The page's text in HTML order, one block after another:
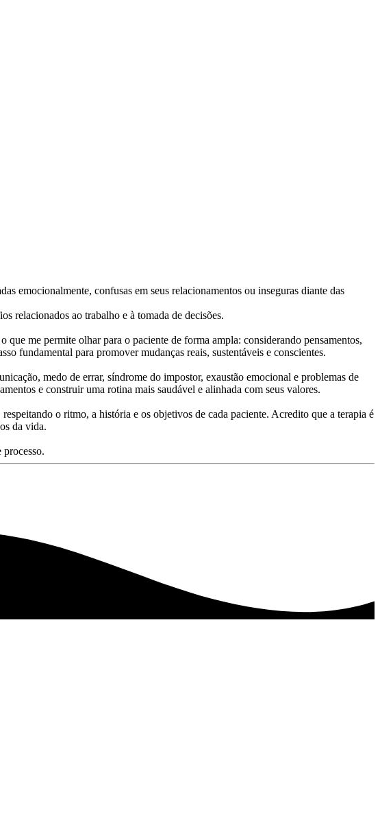
emocionalmente, confusas em seus relacionamentos ou inseguras diante das
relacionados ao trabalho e à tomada de decisões.
me permite olhar para o paciente de forma ampla: considerando pensamentos,
fundamental para promover mudanças reais, sustentáveis e conscientes.
medo de errar, síndrome do impostor, exaustão emocional e problemas de
e construir uma rotina mais saudável e alinhada com seus valores.
o ritmo, a história e os objetivos de cada paciente. Acredito que a terapia é
da vida.